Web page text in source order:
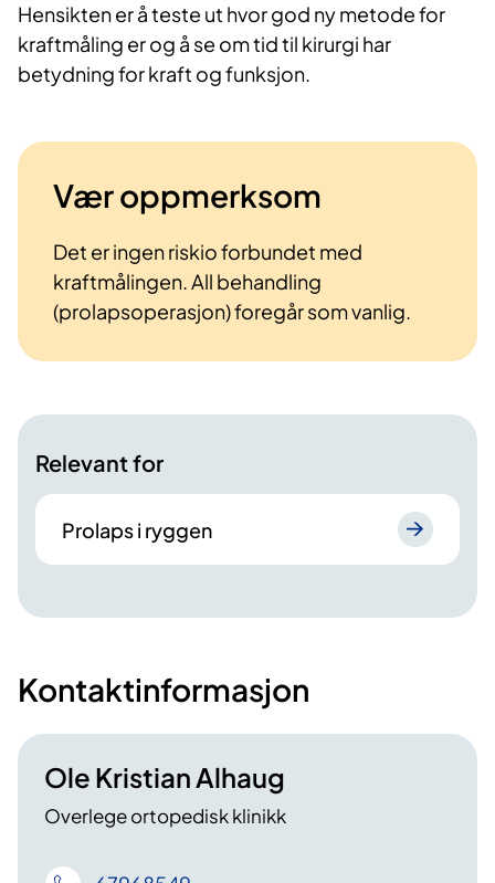
Hensikten er å teste ut hvor god ny metode for
kraftmåling er og å se om tid til kirurgi har
betydning for kraft og funksjon.
Vær oppmerksom
Det er ingen riskio forbundet med
kraftmålingen. All behandling
(prolapsoperasjon) foregår som vanlig.
Relevant for
Prolaps i ryggen
Kontaktinformasjon
Ole Kristian Alhaug
Overlege ortopedisk klinikk